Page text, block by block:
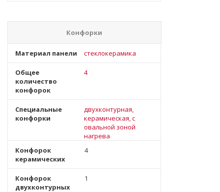
Конфорки
Материал панели стеклокерамика
Общее
количество
конфорок
4
Специальные
конфорки
двухконтурная,
керамическая, с
овальной зоной
нагрева
Конфорок
керамических
4
Конфорок
двухконтурных
1